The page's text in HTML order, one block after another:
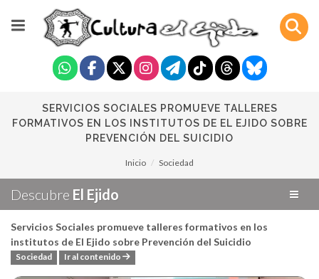
SERVICIOS SOCIALES PROMUEVE TALLERES
FORMATIVOS EN LOS INSTITUTOS DE EL EJIDO SOBRE
PREVENCIÓN DEL SUICIDIO
Inicio Sociedad
Descubre El Ejido
Servicios Sociales promueve talleres formativos en los
institutos de El Ejido sobre Prevención del Suicidio
Sociedad Ir al contenido